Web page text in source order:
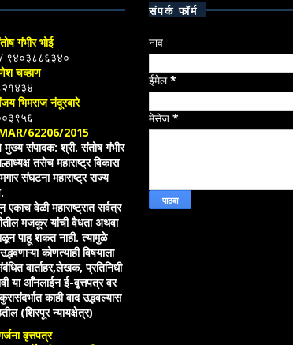
गंभीर भोई
९४०३८८६३४०
चव्हाण
भिमराज नंदूरबारे
62206/2015
संपादक: श्री. संतोष गंभीर
तसेच महाराष्ट्र विकास
संघटना महाराष्ट्र राज्य
वेळी महाराष्ट्रात सर्वत्र
मजकूर यांची वैधता अथवा
पाहू शकत नाही. त्यामुळे
कोणत्याही विषयाला
वार्ताहर,लेखक, प्रतिनिधी
या आँनलाईन ई-वृत्तपत्र वर
काही वाद उद्भवल्यास
(शिरपूर न्यायक्षेत्र)
वृत्तपत्र
संपर्क फॉर्म
नाव
ईमेल*
मेसेज *